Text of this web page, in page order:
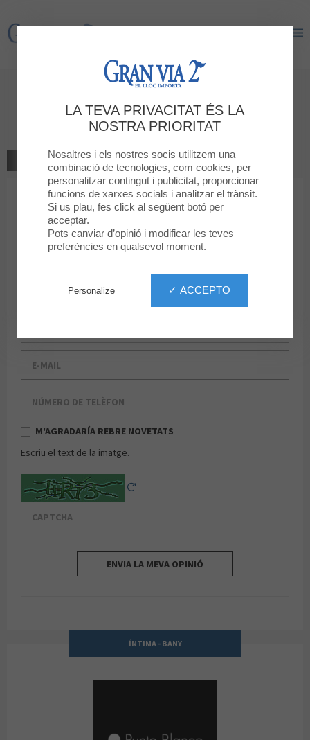
Gran Via 2
Dóna la teva opinió
PUNTO BLANCO
TORNAR A LA BOTIGA
La teva classificació 5
4
3
2
Missatge
M'AGRADARÍA REBRE NOVETATS
Escriu el text de la imatge.
Captcha
ENVIA LA MEVA OPINIÓ
ÍNTIMA - BANY
PUNTO BLANCO
LA TEVA PRIVACITAT ÉS LA
NOSTRA PRIORITAT
Nosaltres i els nostres socis utilitzem una
combinació de tecnologies, com cookies, per
personalitzar contingut i publicitat, proporcionar
funcions de xarxes socials i analitzar el trànsit.
Si us plau, fes click al següent botó per
acceptar.
Pots canviar d’opinió i modificar les teves
preferències en qualsevol moment.
✓ ACCEPTO
Personalize